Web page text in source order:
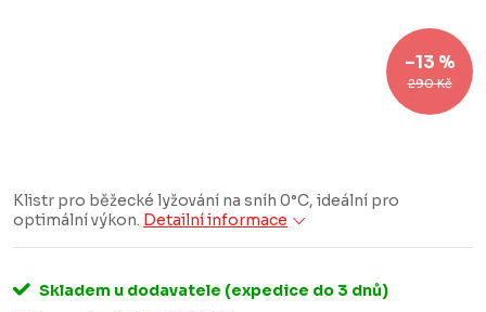
290 Kč
–13 %
Klistr pro běžecké lyžování na sníh 0°C, ideální pro
optimální výkon. Detailní informace
Skladem u dodavatele (expedice do 3 dnů)